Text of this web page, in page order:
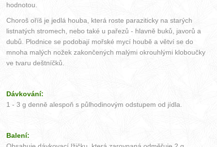
hodnotou.
Choroš oříš je jedlá houba, která roste paraziticky na starých
listnatých stromech, nebo také u pařezů - hlavně buků, javorů a
dubů. Plodnice se podobají mořské mycí houbě a větví se do
mnoha malých nožek zakončených malými okrouhlými kloboučky
ve tvaru deštníčků.
Dávkování:
1 - 3 g denně alespoň s půlhodinovým odstupem od jídla.
Balení: